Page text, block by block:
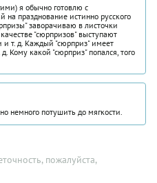
я обычно готовлю с
на празднование истинно русского
заворачиваю в листочки
"сюрпризов" выступают
и т. д. Каждый "сюрприз" имеет
Кому какой "сюрприз" попался, того
немного потушить до мягкости.
пожалуйста,